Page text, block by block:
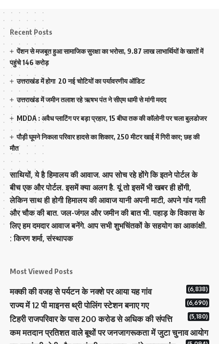
Recent Posts
पेंशन से मजबूत हुआ सामाजिक सुरक्षा का भरोसा, 9.87 लाख लाभार्थियों के खातों में
पहुंचे 146 करोड़
उत्तराखंड में होगा 20 नई चोटियों का पर्यावरणीय ऑडिट
उत्तराखंड में जमीन तलाश रहे ऋषभ पंत ने सीएम धामी से मांगी मदद
MDDA : अवैध प्लाटिंग पर बड़ा प्रहार, 15 बीघा तक की कॉलोनी पर चला बुलडोजर
पौड़ी घूमने निकला परिवार हादसे का शिकार, 250 मीटर खाई में गिरी कार; छह की
मौत
साथियों, ये है हिमालय की आवाज. आप सोच रहे होंगे कि इतने पोर्टल के
बीच एक और पोर्टल. इसमें क्या अलग है. यूं तो इसमें भी खबर ही होंगी,
लेकिन साथ ही होगी हिमालय की आवाज यानी अपनी माटी, अपने गांव गली
और चौक की बात. जल-जंगल और जमीन की बात भी. पहाड़ के विकास के
लिए हम दमदार आवाज बनेंगे. आप सभी शुभचिंतकों के सहयोग का आकांक्षी.
: किरण शर्मा, संस्‍थापक
Most Viewed Posts
मक्‍की की वजह से पर्यटन के नक्‍शे पर आया यह गांव (6,838)
राज्य में 12 पी माइनस थ्री पोलिंग स्टेशन बनाए गए (6,690)
टिहरी राजपरिवार के पास 200 करोड से अधिक की संपत्ति (5,180)
कम मतदान प्रतिशत वाले बूथों पर जनजागरूकता में जुटा चुनाव आयोग